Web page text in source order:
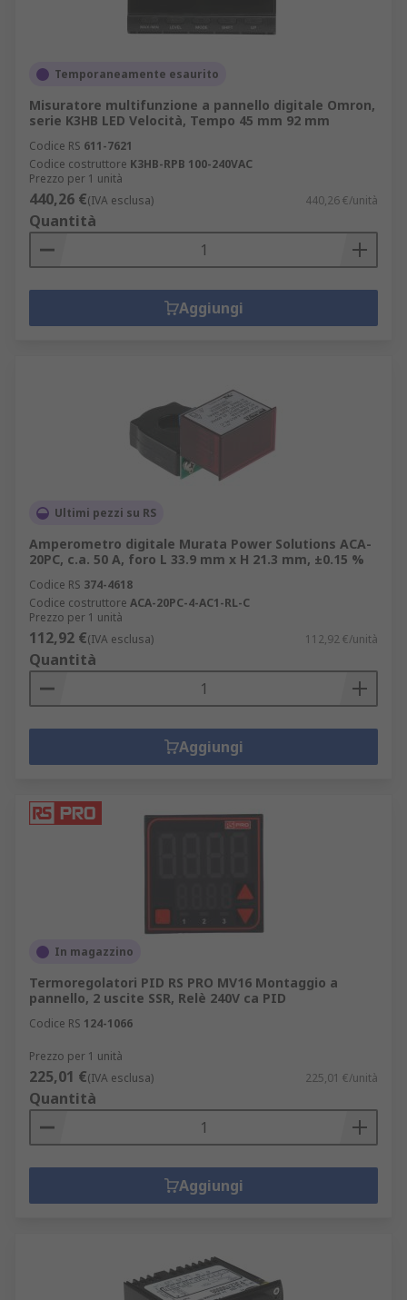
Temporaneamente esaurito
Misuratore multifunzione a pannello digitale Omron,
serie K3HB LED Velocità, Tempo 45 mm 92 mm
Codice RS 611-7621
Codice costruttore K3HB-RPB 100-240VAC
Prezzo per 1 unità
440,26 €(IVA esclusa) 440,26 €/unità
Quantità
Aggiungi
Ultimi pezzi su RS
Amperometro digitale Murata Power Solutions ACA-
20PC, c.a. 50 A, foro L 33.9 mm x H 21.3 mm, ±0.15 %
Codice RS 374-4618
Codice costruttore ACA-20PC-4-AC1-RL-C
Prezzo per 1 unità
112,92 €(IVA esclusa) 112,92 €/unità
Quantità
Aggiungi
In magazzino
Termoregolatori PID RS PRO MV16 Montaggio a
pannello, 2 uscite SSR, Relè 240V ca PID
Codice RS 124-1066
Prezzo per 1 unità
225,01 €(IVA esclusa) 225,01 €/unità
Quantità
Aggiungi